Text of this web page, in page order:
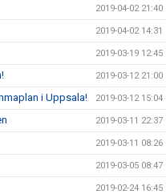
2019-04-02 21:40
2019-04-02 14:31
2019-03-19 12:45
2019-03-12 21:00
i Uppsala! 2019-03-12 15:04
2019-03-11 22:37
2019-03-11 08:26
2019-03-05 08:47
2019-02-24 16:45